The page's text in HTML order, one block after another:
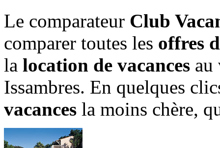
Le comparateur Club
comparer toutes les offres
la location de vacances au
Issambres. En quelques
vacances la moins chère,